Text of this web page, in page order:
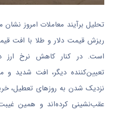
تحلیل برآیند معاملات امروز
ریزش قیمت دلار و طلا با افت
است. در کنار کاهش نرخ ارز در
تعیین‌کننده دیگر، افت شدید
نزدیک شدن به روزهای تعطیل،
عقب‌نشینی کرده‌اند و همین غیبت